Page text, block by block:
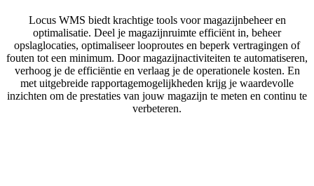
Locus WMS biedt krachtige tools voor magazijnbeheer en
optimalisatie. Deel je magazijnruimte efficiënt in, beheer
opslaglocaties, optimaliseer looproutes en beperk vertragingen of
fouten tot een minimum. Door magazijnactiviteiten te automatiseren,
verhoog je de efficiëntie en verlaag je de operationele kosten. En
met uitgebreide rapportagemogelijkheden krijg je waardevolle
inzichten om de prestaties van jouw magazijn te meten en continu te
verbeteren.